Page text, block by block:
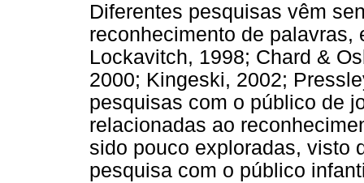
Diferentes pesquisas vêm
reconhecimento de
Lockavitch, 1998; Chard &
2000; Kingeski, 2002;
pesquisas com o público de
relacionadas ao
sido pouco exploradas, visto
pesquisa com o público